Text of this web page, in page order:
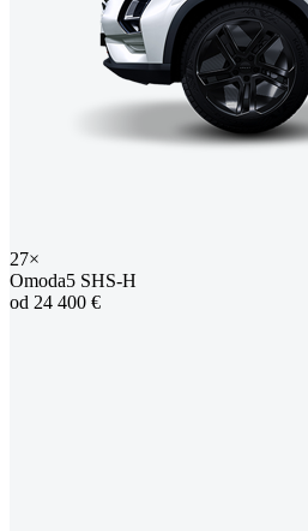
27×
Omoda5 SHS-H
od 24 400 €